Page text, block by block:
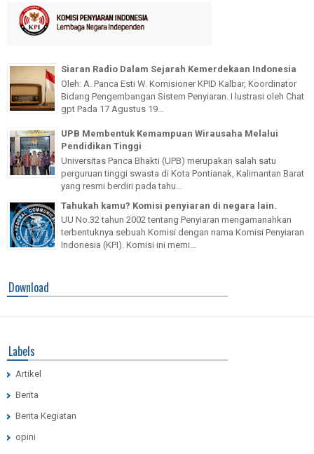
Siaran Radio Dalam Sejarah Kemerdekaan Indonesia
Oleh: A. Panca Esti W. Komisioner KPID Kalbar, Koordinator
Bidang Pengembangan Sistem Penyiaran. I lustrasi oleh Chat
gpt Pada 17 Agustus 19...
UPB Membentuk Kemampuan Wirausaha Melalui
Pendidikan Tinggi
Universitas Panca Bhakti (UPB) merupakan salah satu
perguruan tinggi swasta di Kota Pontianak, Kalimantan Barat
yang resmi berdiri pada tahu...
Tahukah kamu? Komisi penyiaran di negara lain.
UU No.32 tahun 2002 tentang Penyiaran mengamanahkan
terbentuknya sebuah Komisi dengan nama Komisi Penyiaran
Indonesia (KPI). Komisi ini memi...
Download
Labels
Artikel
Berita
Berita Kegiatan
opini